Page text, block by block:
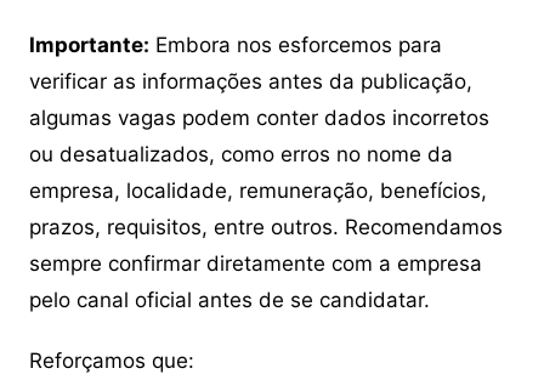
Importante: Embora nos esforcemos para
verificar as informações antes da publicação,
algumas vagas podem conter dados incorretos
ou desatualizados, como erros no nome da
empresa, localidade, remuneração, benefícios,
prazos, requisitos, entre outros. Recomendamos
sempre confirmar diretamente com a empresa
pelo canal oficial antes de se candidatar.
Reforçamos que: